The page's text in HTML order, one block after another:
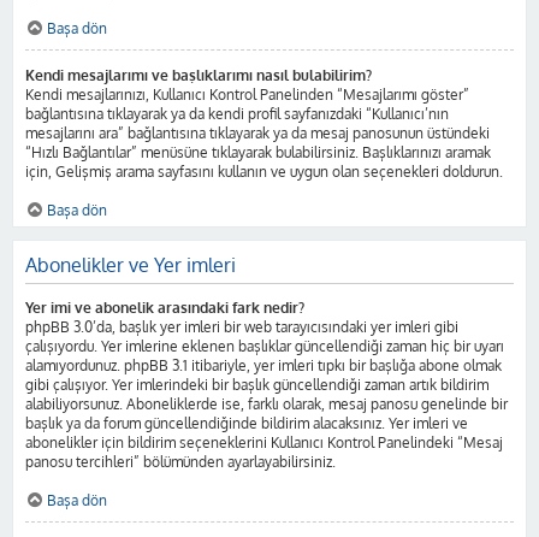
Başa dön
Kendi mesajlarımı ve başlıklarımı nasıl bulabilirim?
Kendi mesajlarınızı, Kullanıcı Kontrol Panelinden “Mesajlarımı göster”
bağlantısına tıklayarak ya da kendi profil sayfanızdaki “Kullanıcı’nın
mesajlarını ara” bağlantısına tıklayarak ya da mesaj panosunun üstündeki
“Hızlı Bağlantılar” menüsüne tıklayarak bulabilirsiniz. Başlıklarınızı aramak
için, Gelişmiş arama sayfasını kullanın ve uygun olan seçenekleri doldurun.
Başa dön
Abonelikler ve Yer imleri
Yer imi ve abonelik arasındaki fark nedir?
phpBB 3.0’da, başlık yer imleri bir web tarayıcısındaki yer imleri gibi
çalışıyordu. Yer imlerine eklenen başlıklar güncellendiği zaman hiç bir uyarı
alamıyordunuz. phpBB 3.1 itibariyle, yer imleri tıpkı bir başlığa abone olmak
gibi çalışıyor. Yer imlerindeki bir başlık güncellendiği zaman artık bildirim
alabiliyorsunuz. Aboneliklerde ise, farklı olarak, mesaj panosu genelinde bir
başlık ya da forum güncellendiğinde bildirim alacaksınız. Yer imleri ve
abonelikler için bildirim seçeneklerini Kullanıcı Kontrol Panelindeki “Mesaj
panosu tercihleri” bölümünden ayarlayabilirsiniz.
Başa dön